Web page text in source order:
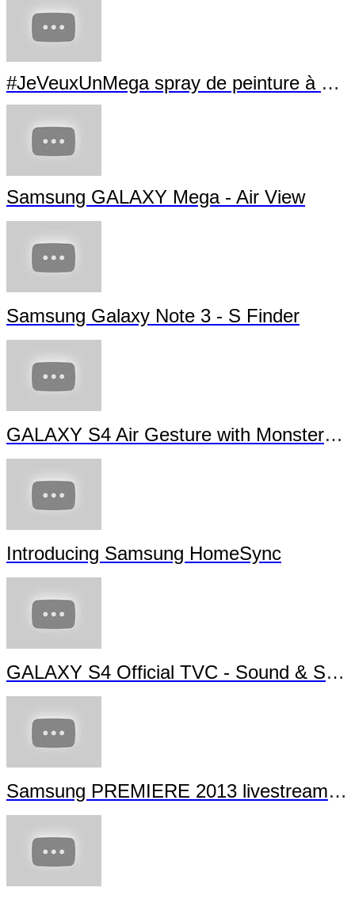
#JeVeuxUnMega spray de peinture à La Villette
Samsung GALAXY Mega - Air View
Samsung Galaxy Note 3 - S Finder
GALAXY S4 Air Gesture with Monsters University
Introducing Samsung HomeSync
GALAXY S4 Official TVC - Sound & Shot
Samsung PREMIERE 2013 livestream (full length)